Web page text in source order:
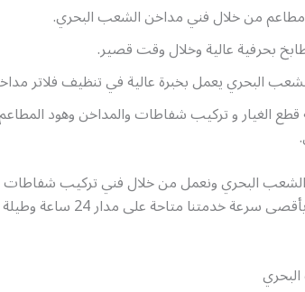
من خلال فني مداخن الشعب البحري.
بحرفية عالية وخلال وقت قصير.
البحري يعمل بخبرة عالية في تنظيف فلاتر
قطع الغيار و تركيب شفاطات والمداخن وهود
الشعب البحري ونعمل من خلال فني تركيب
البحري لنصل إليكم أينما كنتم وبأقصى سرعة